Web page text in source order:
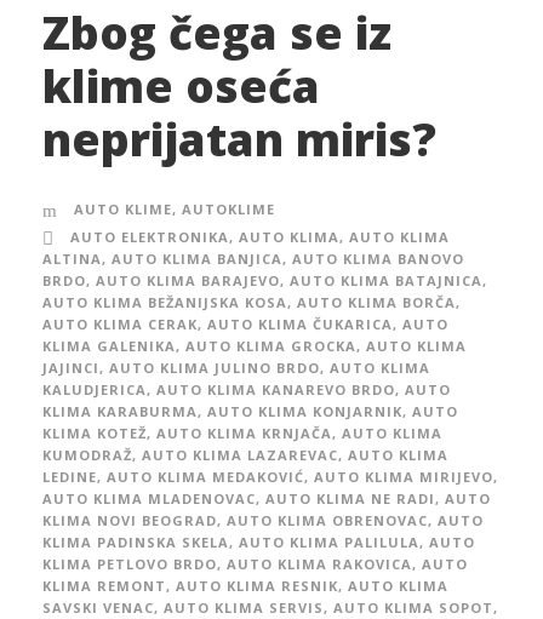
Zbog čega se iz
klime oseća
neprijatan miris?
AUTO KLIME, AUTOKLIME
AUTO ELEKTRONIKA, AUTO KLIMA, AUTO KLIMA
ALTINA, AUTO KLIMA BANJICA, AUTO KLIMA BANOVO
BRDO, AUTO KLIMA BARAJEVO, AUTO KLIMA BATAJNICA,
AUTO KLIMA BEŽANIJSKA KOSA, AUTO KLIMA BORČA,
AUTO KLIMA CERAK, AUTO KLIMA ČUKARICA, AUTO
KLIMA GALENIKA, AUTO KLIMA GROCKA, AUTO KLIMA
JAJINCI, AUTO KLIMA JULINO BRDO, AUTO KLIMA
KALUDJERICA, AUTO KLIMA KANAREVO BRDO, AUTO
KLIMA KARABURMA, AUTO KLIMA KONJARNIK, AUTO
KLIMA KOTEŽ, AUTO KLIMA KRNJAČA, AUTO KLIMA
KUMODRAŽ, AUTO KLIMA LAZAREVAC, AUTO KLIMA
LEDINE, AUTO KLIMA MEDAKOVIĆ, AUTO KLIMA MIRIJEVO,
AUTO KLIMA MLADENOVAC, AUTO KLIMA NE RADI, AUTO
KLIMA NOVI BEOGRAD, AUTO KLIMA OBRENOVAC, AUTO
KLIMA PADINSKA SKELA, AUTO KLIMA PALILULA, AUTO
KLIMA PETLOVO BRDO, AUTO KLIMA RAKOVICA, AUTO
KLIMA REMONT, AUTO KLIMA RESNIK, AUTO KLIMA
SAVSKI VENAC, AUTO KLIMA SERVIS, AUTO KLIMA SOPOT,